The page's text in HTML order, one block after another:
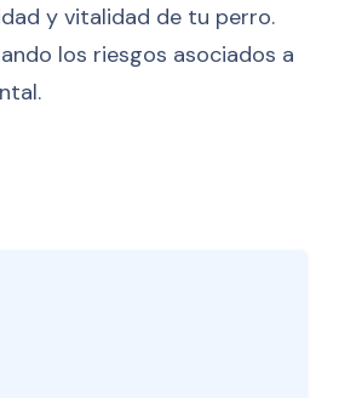
y vitalidad de tu perro.
los riesgos asociados a